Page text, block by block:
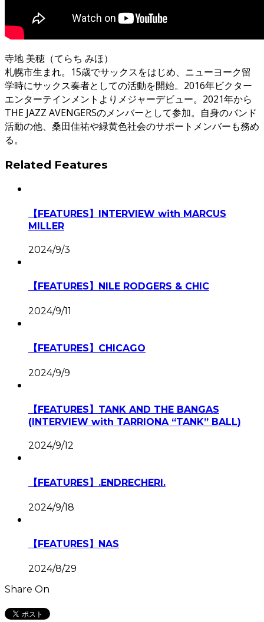
寺地 美穂（てらち みほ）
札幌市生まれ。15歳でサックスをはじめ、ニューヨーク留
学時にサックス奏者としての活動を開始。2016年ビクター
エンターテインメントよりメジャーデビュー。2021年から
THE JAZZ AVENGERSのメンバーとして参加。自身のバンド
活動の他、桑田佳祐や緑黄色社会のサポートメンバーも務め
る。
Related Features
【FEATURES】INTERVIEW with MARCUS
MILLER
2024/9/3
【FEATURES】NILE RODGERS & CHIC
2024/9/11
【FEATURES】CHICAGO
2024/9/9
【FEATURES】TANK AND THE BANGAS
(INTERVIEW with TARRIONA “TANK” BALL)
2024/9/12
【FEATURES】.ENDRECHERI.
2024/9/18
【FEATURES】NAS
2024/8/29
Share On